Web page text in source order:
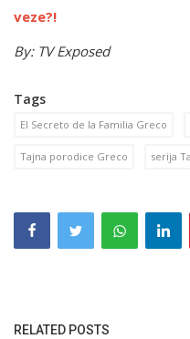
veze?!
By: TV Exposed
Tags
El Secreto de la Familia Greco
Tajna porodice Greco serija
RELATED POSTS